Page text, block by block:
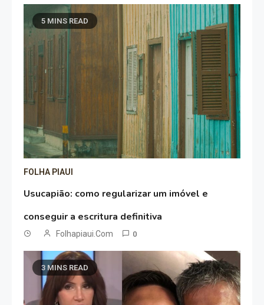
5 MINS READ
FOLHA PIAUI
Usucapião: como regularizar um imóvel e
conseguir a escritura definitiva
Folhapiaui.com 0
3 MINS READ